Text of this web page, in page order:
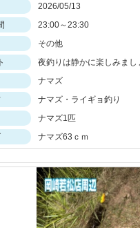
2026/05/13
23:00～23:30
その他
夜釣りは静かに楽しみまし
ナマズ
ナマズ・ライギョ釣り
ナマズ1匹
ナマズ63ｃｍ